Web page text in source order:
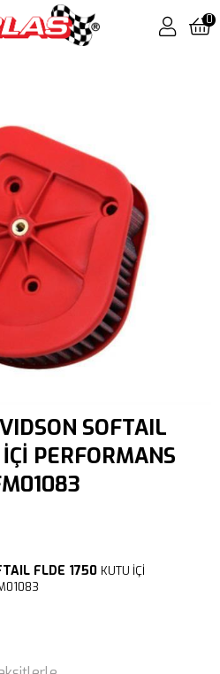
0
SOFTAIL
PERFORMANS
FLDE 1750 KUTU İÇİ